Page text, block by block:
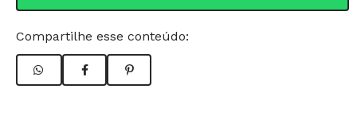
Compartilhe esse conteúdo: